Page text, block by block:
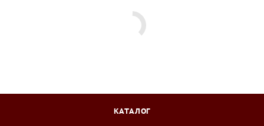
КАТАЛОГ